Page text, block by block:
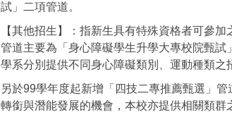
試」二項管道。
【其他招生】：指新生具有特殊資格者可參
管道主要為「身心障礙學生升學大專校院甄
學系分別提供不同身心障礙類別、運動種類之
另於99學年度起新增「四技二專推薦甄選」
轉銜與潛能發展的機會，本校亦提供相關類